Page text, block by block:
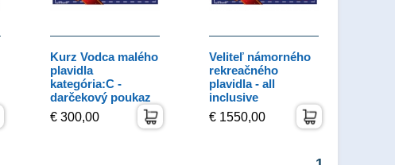
Kurz Vodca malého
plavidla
kategória:C -
darčekový poukaz
€ 300,00
Veliteľ námorného
rekreačného
plavidla - all
inclusive
€ 1550,00